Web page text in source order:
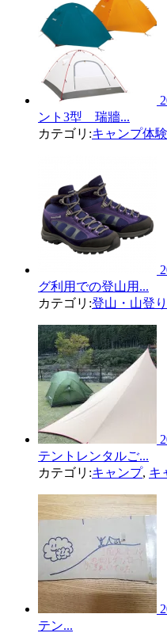
ント3型 瑞牆...
カテゴリ:キャンプ体
グ利用での登山用...
カテゴリ:登山・山登
テントレンタルご...
カテゴリ:キャンプ, キ
テン...